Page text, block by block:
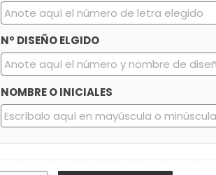
Nº DISEÑO ELGIDO
NOMBRE O INICIALES